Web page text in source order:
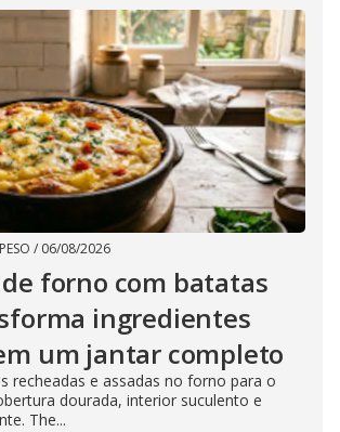
/ 06/08/2026
forno com batatas
ingredientes
um jantar completo
recheadas e assadas no forno para o
dourada, interior suculento e
The...